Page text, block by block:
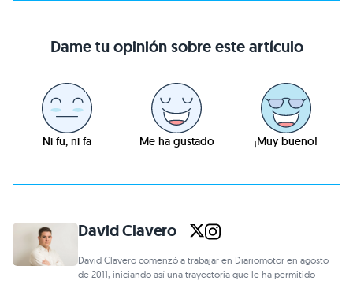
Dame tu opinión sobre este artículo
Ni fu, ni fa Me ha gustado ¡Muy bueno!
David Clavero
David Clavero comenzó a trabajar en Diariomotor en agosto
de 2011, iniciando así una trayectoria que le ha permitido